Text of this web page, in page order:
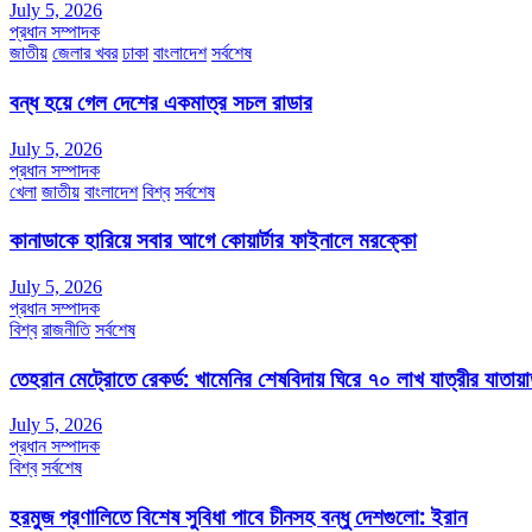
July 5, 2026
প্রধান সম্পাদক
জাতীয় জেলার খবর ঢাকা বাংলাদেশ সর্বশেষ
বন্ধ হয়ে গেল দেশের একমাত্র সচল রাডার
July 5, 2026
প্রধান সম্পাদক
খেলা জাতীয় বাংলাদেশ বিশ্ব সর্বশেষ
কানাডাকে হারিয়ে সবার আগে কোয়ার্টার ফাইনালে মরক্কো
July 5, 2026
প্রধান সম্পাদক
বিশ্ব রাজনীতি সর্বশেষ
তেহরান মেট্রোতে রেকর্ড: খামেনির শেষবিদায় ঘিরে ৭০ লাখ যাত্রীর
July 5, 2026
প্রধান সম্পাদক
বিশ্ব সর্বশেষ
হরমুজ প্রণালিতে বিশেষ সুবিধা পাবে চীনসহ বন্ধু দেশগুলো: ইরান